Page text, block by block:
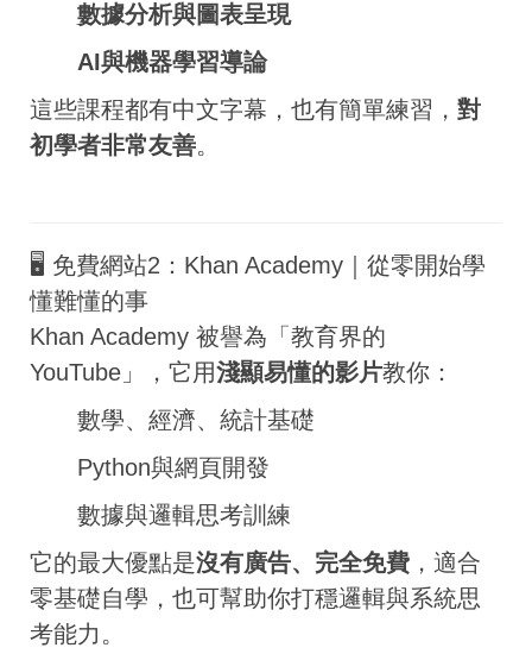
數據分析與圖表呈現
AI與機器學習導論
這些課程都有中文字幕，也有簡單練習， 對
初學者非常友善。
🖥️ 免費網站2：Khan Academy｜從零開始學
懂難懂的事
Khan Academy 被譽為「教育界的
YouTube」，它用淺顯易懂的影片教你：
數學、經濟、統計基礎
Python與網頁開發
數據與邏輯思考訓練
它的最大優點是沒有廣告、完全免費 ，適合
零基礎自學，也可幫助你打穩邏輯與系統思
考能力。